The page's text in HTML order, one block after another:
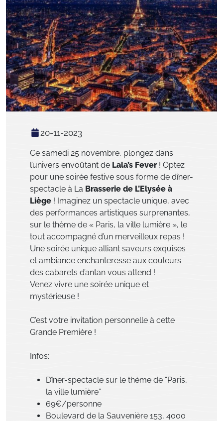
20-11-2023
Ce samedi 25 novembre, plongez dans
l’univers envoûtant de Lala’s Fever! Optez
pour une soirée festive sous forme de dîner-
spectacle à La Brasserie de L’Elysée à
Liège ! Imaginez un spectacle unique, avec
des performances artistiques surprenantes,
sur le thème de « Paris, la ville lumière », le
tout accompagné d’un merveilleux repas !
Une soirée unique alliant saveurs exquises
et ambiance enchanteresse aux couleurs
des cabarets d’antan vous attend !
Venez vivre une soirée unique et
mystérieuse !
C’est votre invitation personnelle à cette
Grande Première !
Infos:
Dîner-spectacle sur le thème de “Paris,
la ville lumière”
69€/personne
Boulevard de la Sauvenière 153, 4000